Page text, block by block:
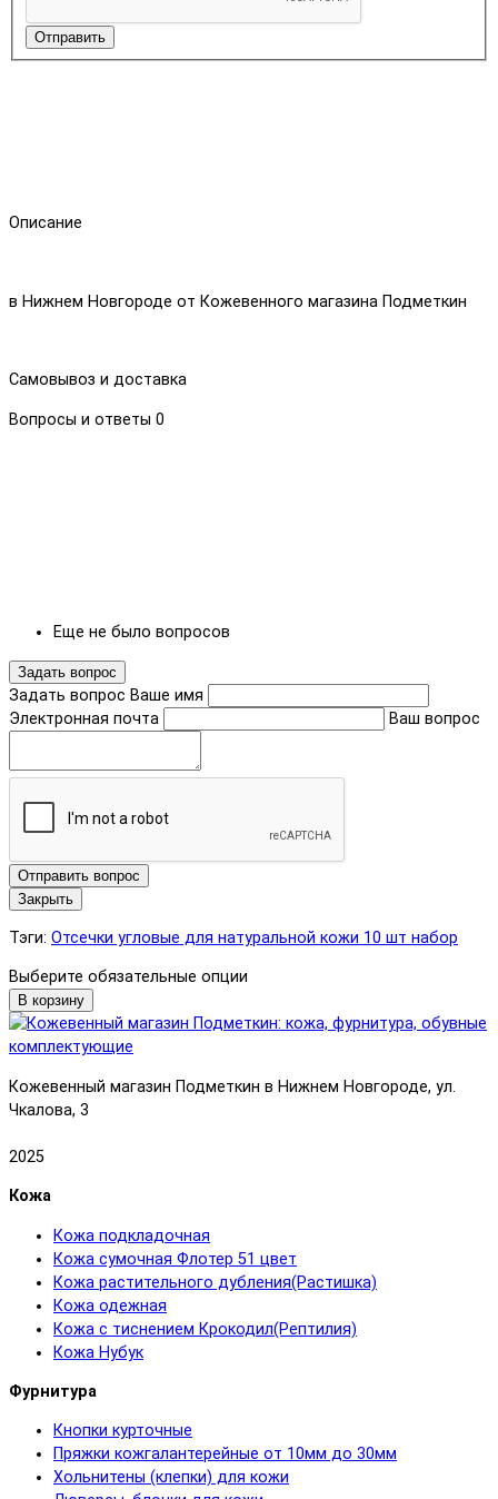
Отправить
Описание
в Нижнем Новгороде от Кожевенного магазина Подметкин
Самовывоз и доставка
Вопросы и ответы 0
Еще не было вопросов
Задать вопрос
Задать вопрос Ваше имя
Электронная почта
Ваш вопрос
Отправить вопрос
Закрыть
Тэги: Отсечки угловые для натуральной кожи 10 шт набор
Выберите обязательные опции
В корзину
Кожевенный магазин Подметкин в Нижнем Новгороде, ул.
Чкалова, 3
2025
Кожа
Кожа подкладочная
Кожа сумочная Флотер 51 цвет
Кожа растительного дубления(Растишка)
Кожа одежная
Кожа с тиснением Крокодил(Рептилия)
Кожа Нубук
Фурнитура
Кнопки курточные
Пряжки кожгалантерейные от 10мм до 30мм
Хольнитены (клепки) для кожи